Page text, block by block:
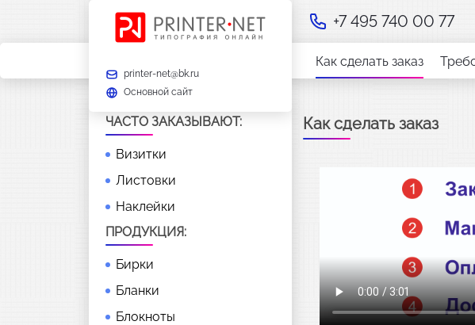
printer-net@bk.ru
Основной сайт
+7 495 740 00 77
Как сделать заказ
ЧАСТО ЗАКАЗЫВАЮТ:
Визитки
Листовки
Наклейки
ПРОДУКЦИЯ:
Бирки
Бланки
Блокноты
Как сделать заказ